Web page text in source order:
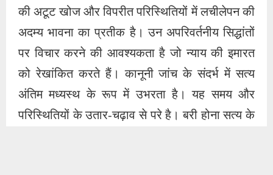
प्रमाण है।
संक्षेप में, सुप्रीम कोर्ट द्वारा प्रवर्तन निदेशालय की
याचिका को व्यापक रूप से खारिज करना न केवल डॉ.
नौहेरा शेख की जीत है, बल्कि कानूनी प्रणाली की
अखंडता और निष्पक्षता की पुनरावृत्ति भी है। डॉ. नौहेरा
शेख की पारदर्शिता के प्रति प्रतिबद्धता और न्याय के